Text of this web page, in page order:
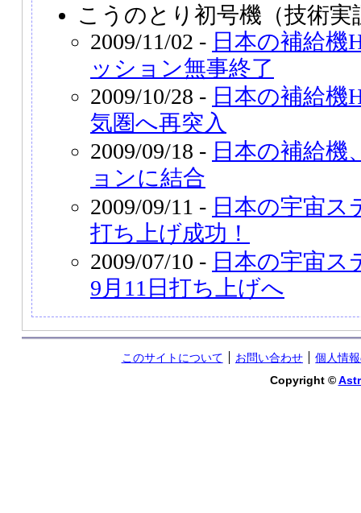
こうのとり初号機（技術実
2009/11/02 - 日本の補給機
ッション無事終了
2009/10/28 - 日本の補給機
気圏へ再突入
2009/09/18 - 日本の補給機
ョンに結合
2009/09/11 - 日本の宇宙ス
打ち上げ成功！
2009/07/10 - 日本の宇宙ス
9月11日打ち上げへ
このサイトについて お問い合わせ
個人情
Copyright ©